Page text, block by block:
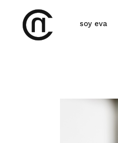
soy eva